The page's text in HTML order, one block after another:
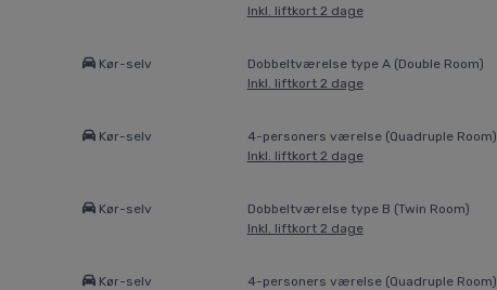
Inkl. liftkort 2 dage
Kør-selv
Dobbeltværelse type A (Double Room)
Inkl. liftkort 2 dage
Kør-selv
4-personers værelse (Quadruple Room)
Inkl. liftkort 2 dage
Kør-selv
Dobbeltværelse type B (Twin Room)
Inkl. liftkort 2 dage
Kør-selv
4-personers værelse (Quadruple Room)